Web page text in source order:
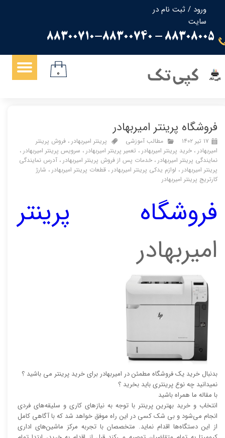
ورود / ثبت نام در
سایت
حساب کاربری من
تغییر گذر واژه
سفارشات
88308005 - 88300710-88300740
کپی تک ۰
فروشگاه پرینتر امیربهادر
۱۷ تیر ۱۴۰۲ مطالب آموزشی پرینتر امیربهادر ، فروش پرینتر
امیربهادر ، خرید پرینتر امیربهادر ، تعمیر پرینتر امیربهادر ، سرویس پرینتر امیربهادر ،
نمایندگی پرینتر امیربهادر ، خدمات پس از فروش پرینتر امیربهادر ، آدرس نمایندگی
پرینتر امیربهادر ، لوازم یدکی پرینتر امیربهادر ، قطعات پرینتر امیربهادر ، شارژ
کارتریج پرینتر امیربهادر
فروشگاه پرینتر
امیربهادر
بدنبال خرید یک فروشگاه مطمئن در امیربهادر برای خرید پرینتر می باشید ؟
نمیدانید چه نوع پرینتری باید بخرید ؟
با مقاله ما همراه باشید
انتخاب و خرید بهترین پرینتر با توجه به نیاز‌‌های کاری و سلیقه‌های فردی
انجام می‌شود و بی شک کسی در این راه موفق خواهد شد که با آگاهی کامل
از این دستگاه‌ها اقدام نماید. متخصصان با تجربه مرکز ماشین‌های اداری